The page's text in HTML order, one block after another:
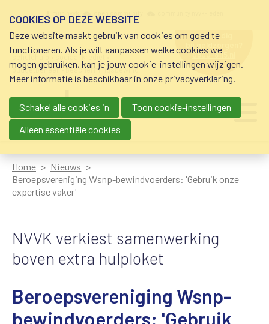
schuldhulp • sociaal krediet •
budgetbeheer • beschermingsbewind
hulp nodig
bij geldzorgen?
0800-8115.nl
Main navigation
Home
Nieuws
Beroepsvereniging Wsnp-bewindvoerders: 'Gebruik onze
expertise vaker'
NVVK verkiest samenwerking
boven extra hulploket
Beroepsvereniging Wsnp-
bewindvoerders: 'Gebruik
COOKIES OP DEZE WEBSITE
Deze website maakt gebruik van cookies om goed te
functioneren. Als je wilt aanpassen welke cookies we
mogen gebruiken, kan je jouw cookie-instellingen wijzigen.
Meer informatie is beschikbaar in onze privacyverklaring.
Schakel alle cookies in
Toon cookie-instellingen
Alleen essentiële cookies